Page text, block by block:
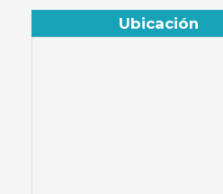
Ubicación